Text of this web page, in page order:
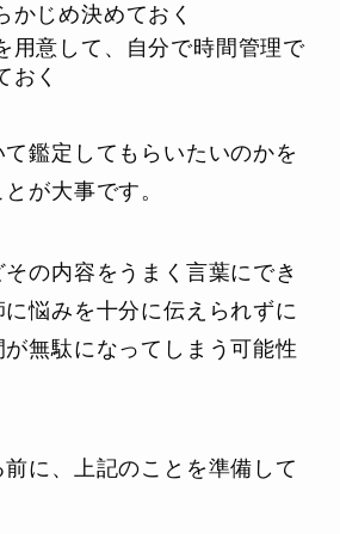
かじめ決めておく
用意して、自分で時間管理で
おく
鑑定してもらいたいのかを
が大事です。
の内容をうまく言葉にでき
悩みを十分に伝えられずに
無駄になってしまう可能性
に、上記のことを準備して